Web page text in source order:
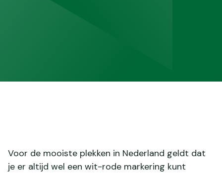
Voor de mooiste plekken in Nederland geldt dat
je er altijd wel een wit-rode markering kunt